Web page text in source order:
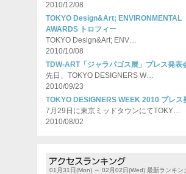
2010/12/08
TOKYO Design&Art; ENVIRONMENTAL
AWARDS トロフィー
TOKYO Design&Art; ENV…
2010/10/08
TDW-ART「ジャラパゴス展」プレス発表
先日、TOKYO DESIGNERS W…
2010/09/23
TOKYO DESIGNERS WEEK 2010 プレス
7月29日に東京ミッドタウンにてTOKY…
2010/08/02
01月31日(Mon) ～ 02月02日(Wed) 最新ランキン